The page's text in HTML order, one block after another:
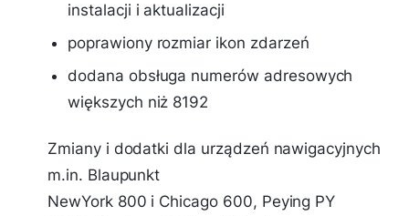
instalacji i aktualizacji
poprawiony rozmiar ikon zdarzeń
dodana obsługa numerów adresowych
większych niż 8192
Zmiany i dodatki dla urządzeń nawigacyjnych
m.in. Blaupunkt
NewYork 800 i Chicago 600, Peying PY